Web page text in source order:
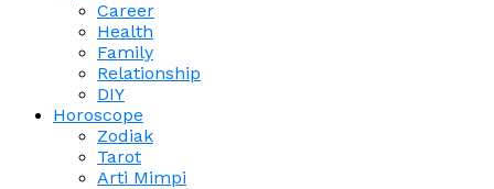
Career
Health
Family
Relationship
DIY
Horoscope
Zodiak
Tarot
Arti Mimpi